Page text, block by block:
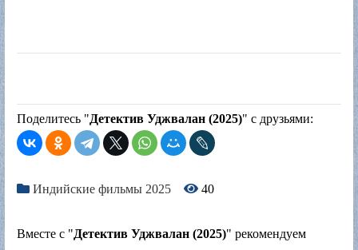
Поделитесь "Детектив Уджвалан (2025)" с друзьями:
Индийские фильмы 2025 40
Вместе с "Детектив Уджвалан (2025)" рекомендуем